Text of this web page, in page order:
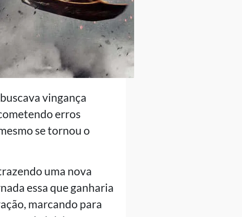
vingança
erros
se tornou o
uma nova
essa que ganharia
marcando para